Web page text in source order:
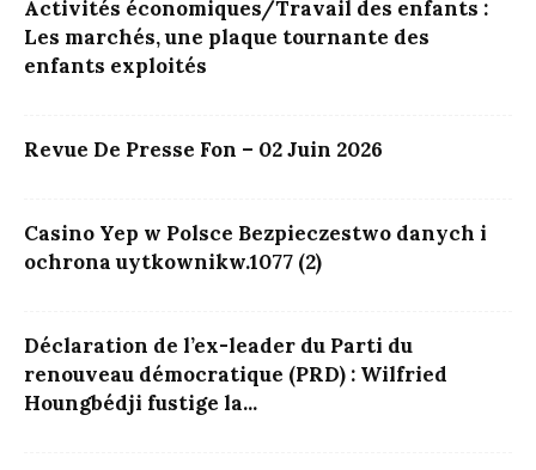
Activités économiques/Travail des enfants :
Les marchés, une plaque tournante des
enfants exploités
Revue De Presse Fon – 02 Juin 2026
Casino Yep w Polsce Bezpieczestwo danych i
ochrona uytkownikw.1077 (2)
Déclaration de l’ex-leader du Parti du
renouveau démocratique (PRD) : Wilfried
Houngbédji fustige la...